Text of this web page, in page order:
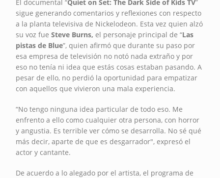
El documental “Quiet on Set: The Dark Side of Kids TV”
sigue generando comentarios y reflexiones con respecto
a la planta televisiva de Nickelodeon. Esta vez quien alzó
su voz fueSteve Burns, el personaje principal de “Las
pistas de Blue”, quien afirmó que durante su paso por
esa empresa de televisión no notó nada extraño y por
eso no tenía ni idea que estás cosas estaban pasando. A
pesar de ello, no perdió la oportunidad para empatizar
con aquellos que vivieron una mala experiencia.
“No tengo ninguna idea particular de todo eso. Me
enfrento a ello como cualquier otra persona, con horror
y angustia. Es terrible ver cómo se desarrolla. No sé qué
más decir, aparte de que es desgarrador", expresó el
actor y cantante.
De acuerdo a lo alegado por el artista, el programa de